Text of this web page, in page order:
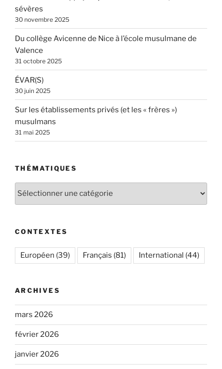
sévères
30 novembre 2025
Du collège Avicenne de Nice à l’école musulmane de
Valence
31 octobre 2025
ÉVAR(S)
30 juin 2025
Sur les établissements privés (et les « frères »)
musulmans
31 mai 2025
THÉMATIQUES
Thématiques
CONTEXTES
Européen (39) Français (81) International (44)
ARCHIVES
mars 2026
février 2026
janvier 2026